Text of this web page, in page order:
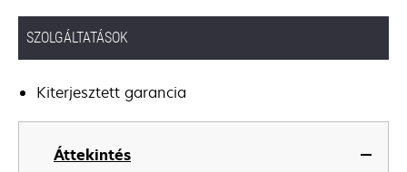
SZOLGÁLTATÁSOK
Kiterjesztett garancia
Áttekintés